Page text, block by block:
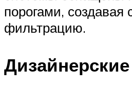
порогами, создавая
фильтрацию.